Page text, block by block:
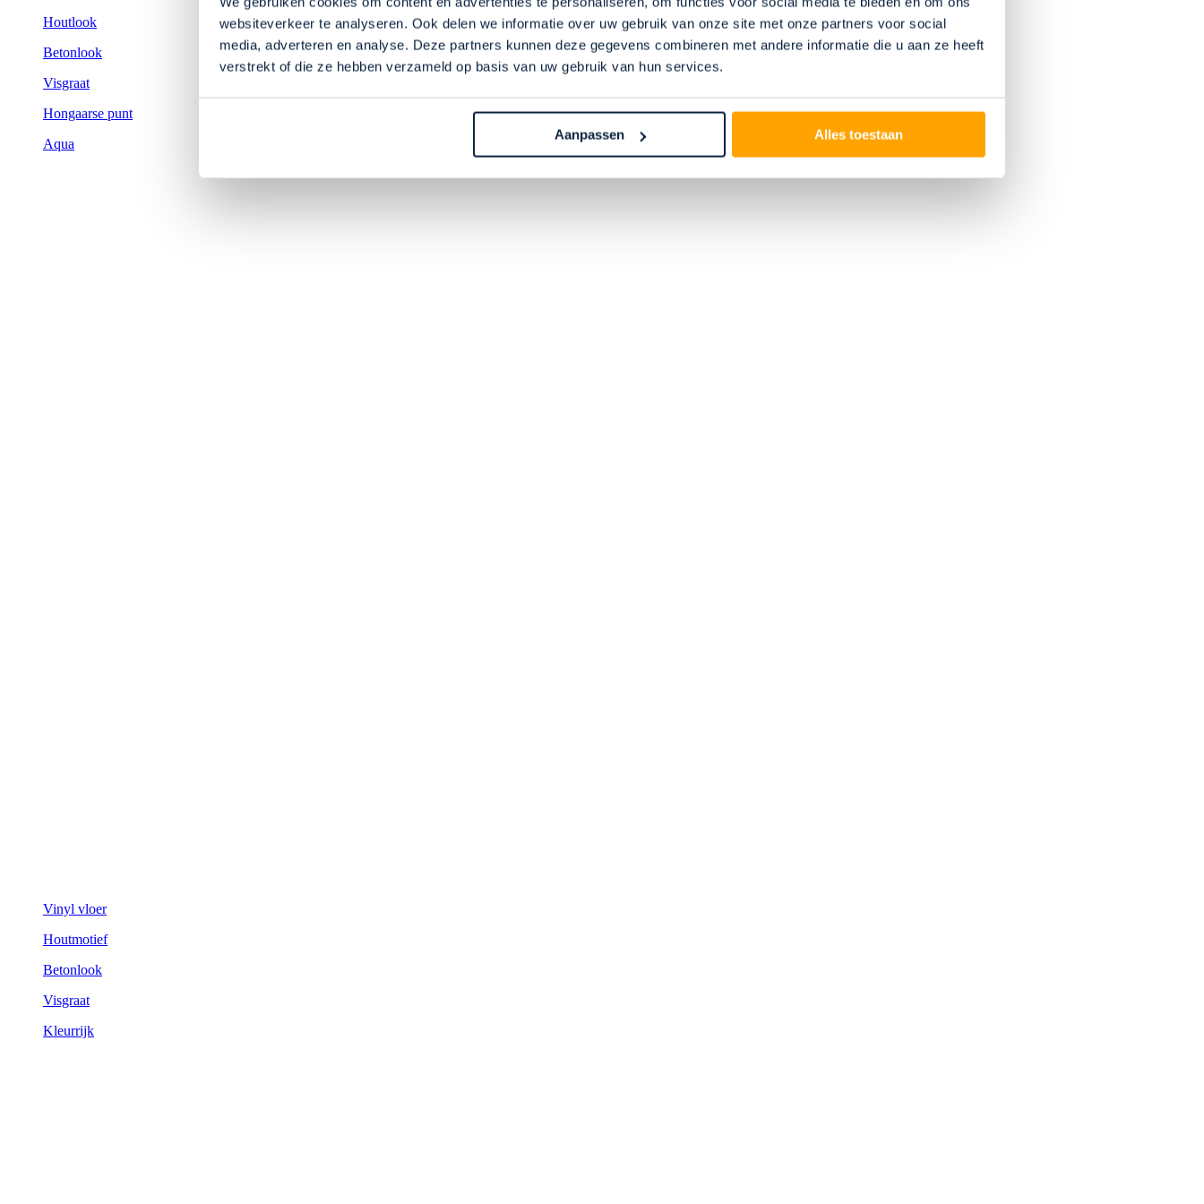
websiteverkeer te analyseren. Ook delen we informatie over uw gebruik van onze site met onze partners voor social
media, adverteren en analyse. Deze partners kunnen deze gegevens combineren met andere informatie die u aan ze heeft
verstrekt of die ze hebben verzameld op basis van uw gebruik van hun services.
Aanpassen Alles toestaan
Houtlook
Betonlook
Visgraat
Hongaarse punt
Aqua
Vinyl vloer
Houtmotief
Betonlook
Visgraat
Kleurrijk